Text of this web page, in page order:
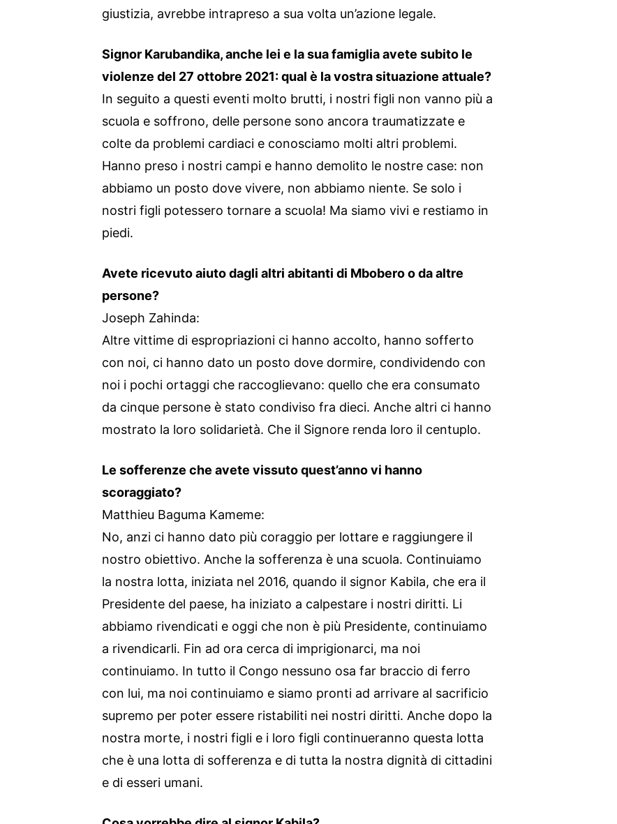
giustizia, avrebbe intrapreso a sua volta un’azione legale.
Signor Karubandika, anche lei e la sua famiglia avete subito le
violenze del 27 ottobre 2021: qual è la vostra situazione attuale?
In seguito a questi eventi molto brutti, i nostri figli non vanno più a
scuola e soffrono, delle persone sono ancora traumatizzate e
colte da problemi cardiaci e conosciamo molti altri problemi.
Hanno preso i nostri campi e hanno demolito le nostre case: non
abbiamo un posto dove vivere, non abbiamo niente. Se solo i
nostri figli potessero tornare a scuola! Ma siamo vivi e restiamo in
piedi.
Avete ricevuto aiuto dagli altri abitanti di Mbobero o da altre
persone?
Joseph Zahinda:
Altre vittime di espropriazioni ci hanno accolto, hanno sofferto
con noi, ci hanno dato un posto dove dormire, condividendo con
noi i pochi ortaggi che raccoglievano: quello che era consumato
da cinque persone è stato condiviso fra dieci. Anche altri ci hanno
mostrato la loro solidarietà. Che il Signore renda loro il centuplo.
Le sofferenze che avete vissuto quest’anno vi hanno
scoraggiato?
Matthieu Baguma Kameme:
No, anzi ci hanno dato più coraggio per lottare e raggiungere il
nostro obiettivo. Anche la sofferenza è una scuola. Continuiamo
la nostra lotta, iniziata nel 2016, quando il signor Kabila, che era il
Presidente del paese, ha iniziato a calpestare i nostri diritti. Li
abbiamo rivendicati e oggi che non è più Presidente, continuiamo
a rivendicarli. Fin ad ora cerca di imprigionarci, ma noi
continuiamo. In tutto il Congo nessuno osa far braccio di ferro
con lui, ma noi continuiamo e siamo pronti ad arrivare al sacrificio
supremo per poter essere ristabiliti nei nostri diritti. Anche dopo la
nostra morte, i nostri figli e i loro figli continueranno questa lotta
che è una lotta di sofferenza e di tutta la nostra dignità di cittadini
e di esseri umani.